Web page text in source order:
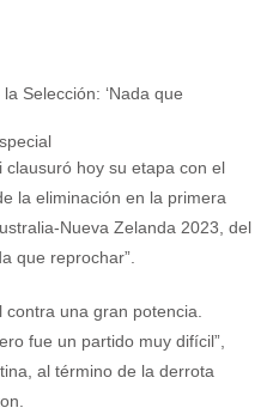
hoy su etapa con el
la eliminación en la primera
Nueva Zelanda 2023, del
que reprochar”.
una gran potencia.
fue un partido muy difícil”,
al término de la derrota